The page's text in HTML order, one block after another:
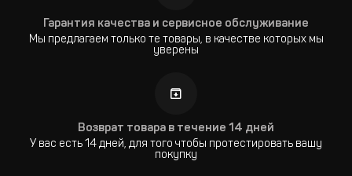
Гарантия качества и сервисное обслуживание
Мы предлагаем только те товары, в качестве которых мы
уверены
Возврат товара в течение 14 дней
У вас есть 14 дней, для того чтобы протестировать вашу
покупку